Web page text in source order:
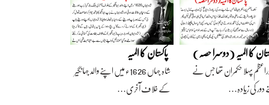
کا المیہ (دوسرا حصہ)
پہلا حکمران تھا جس نے
کی زیادہ…
پاکستان کا المیہ
شاہ جہاں 1626ء میں اپنے والد جہانگیر
کے خلاف آخری…